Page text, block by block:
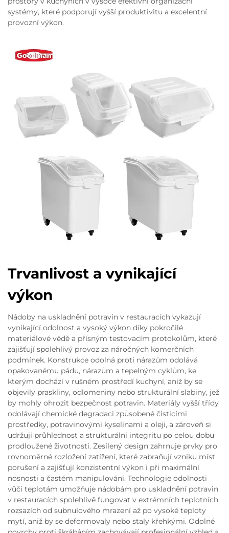
systémy, které podporují vyšší produktivitu a excelentní
provozní výkon.
Trvanlivost a vynikající
výkon
Nádoby na uskladnění potravin v restauracích vykazují
vynikající odolnost a vysoký výkon díky pokročilé
materiálové vědě a přísným testovacím protokolům, které
zajišťují spolehlivý provoz za náročných komerčních
podmínek. Konstrukce odolná proti nárazům odolává
opakovanému pádu, nárazům a tepelným cyklům, ke
kterým dochází v rušném prostředí kuchyní, aniž by se
objevily praskliny, odlomeniny nebo strukturální slabiny, jež
by mohly ohrozit bezpečnost potravin. Materiály vyšší třídy
odolávají chemické degradaci způsobené čisticími
prostředky, potravinovými kyselinami a oleji, a zároveň si
udržují průhlednost a strukturální integritu po celou dobu
prodloužené životnosti. Zesílený design zahrnuje prvky pro
rovnoměrné rozložení zatížení, které zabraňují vzniku míst
porušení a zajišťují konzistentní výkon i při maximální
nosnosti a častém manipulování. Technologie odolnosti
vůči teplotám umožňuje nádobám pro uskladnění potravin
v restauracích spolehlivě fungovat v extrémních teplotních
rozsazích od subnulového mrazení až po vysoké teploty
mytí, aniž by se deformovaly nebo staly křehkými. Odolné